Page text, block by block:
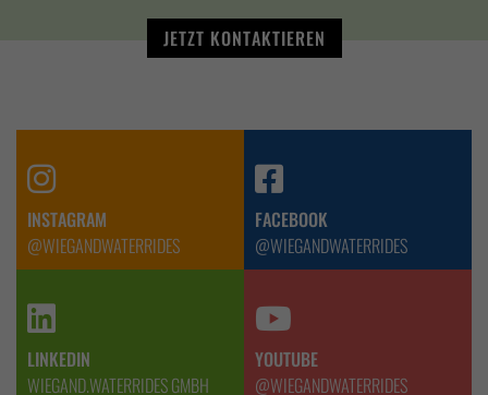
JETZT KONTAKTIEREN
INSTAGRAM
@WIEGANDWATERRIDES
FACEBOOK
@WIEGANDWATERRIDES
LINKEDIN
WIEGAND.WATERRIDES GMBH
YOUTUBE
@WIEGANDWATERRIDES